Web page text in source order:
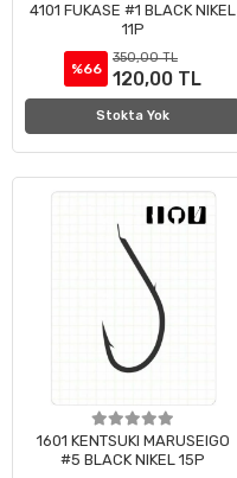
4101 FUKASE #1 BLACK NIKEL
11P
%66
350,00 TL
120,00 TL
Stokta Yok
1601 KENTSUKI MARUSEIGO
#5 BLACK NIKEL 15P